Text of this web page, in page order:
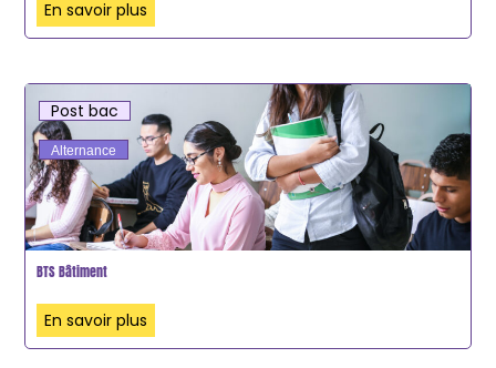
En savoir plus
Post bac
Alternance
BTS Bâtiment
En savoir plus